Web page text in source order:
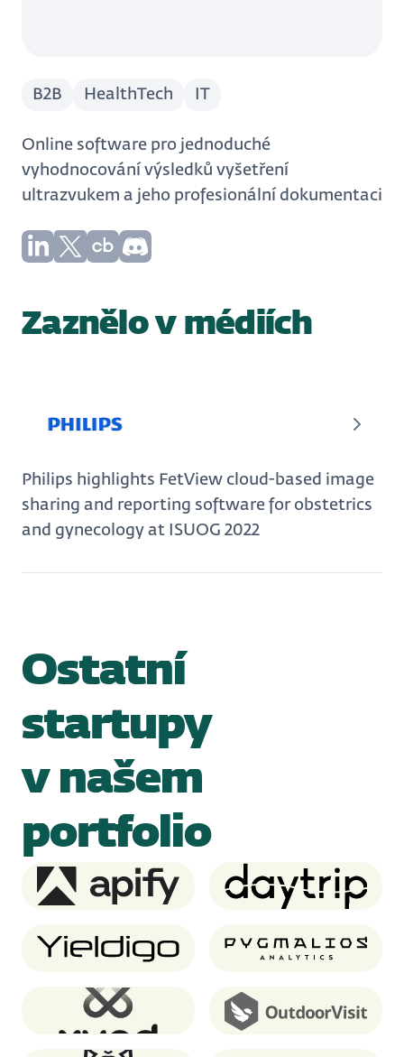
B2B HealthTech IT
Online software pro jednoduché
vyhodnocování výsledků vyšetření
ultrazvukem a jeho profesionální dokumentaci
Zaznělo v médiích
Philips highlights FetView cloud-based image
sharing and reporting software for obstetrics
and gynecology at ISUOG 2022
Ostatní
startupy
v našem
portfolio
Apify Daytrip
Yieldigo Pygmalios analytics
XUND OutdoorVisit